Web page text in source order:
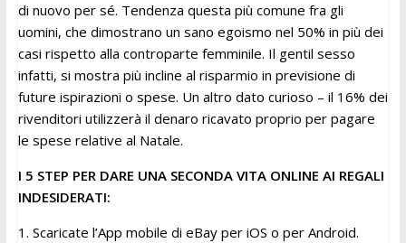
di nuovo per sé. Tendenza questa più comune fra gli
uomini, che dimostrano un sano egoismo nel 50% in più dei
casi rispetto alla controparte femminile. Il gentil sesso
infatti, si mostra più incline al risparmio in previsione di
future ispirazioni o spese. Un altro dato curioso – il 16% dei
rivenditori utilizzerà il denaro ricavato proprio per pagare
le spese relative al Natale.
I 5 STEP PER DARE UNA SECONDA VITA ONLINE AI REGALI
INDESIDERATI:
1. Scaricate l’App mobile di eBay per iOS o per Android.